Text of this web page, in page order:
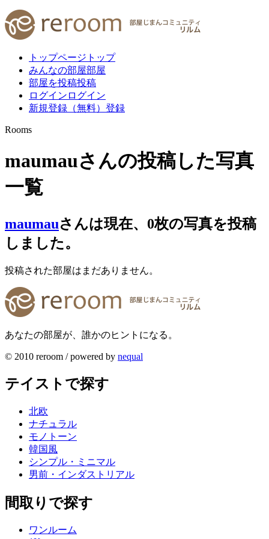
トップページ トップ
みんなの部屋部屋
部屋を投稿投稿
ログイン ログイン
新規登録（無料） 登録
Rooms
maumauさんの投稿した写真
一覧
maumauさんは現在、 0枚の写真を投稿
しました。
投稿された部屋はまだありません。
あなたの部屋が、誰かのヒントになる。
© 2010 reroom / powered by nequal
テイストで探す
北欧
ナチュラル
モノトーン
韓国風
シンプル・ミニマル
男前・インダストリアル
間取りで探す
ワンルーム